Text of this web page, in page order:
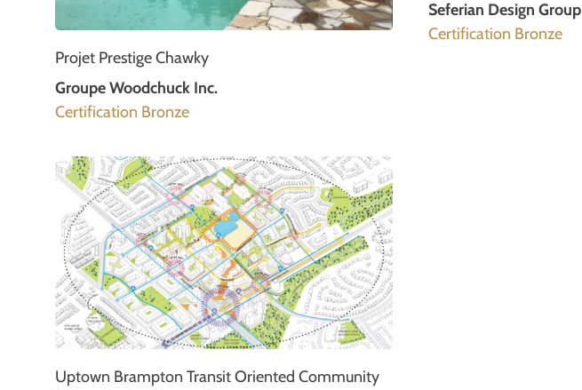
Projet Prestige Chawky
Groupe Woodchuck Inc.
Certification Bronze
Uptown Brampton Transit Oriented Community
Seferian Design Group
Certification Bronze